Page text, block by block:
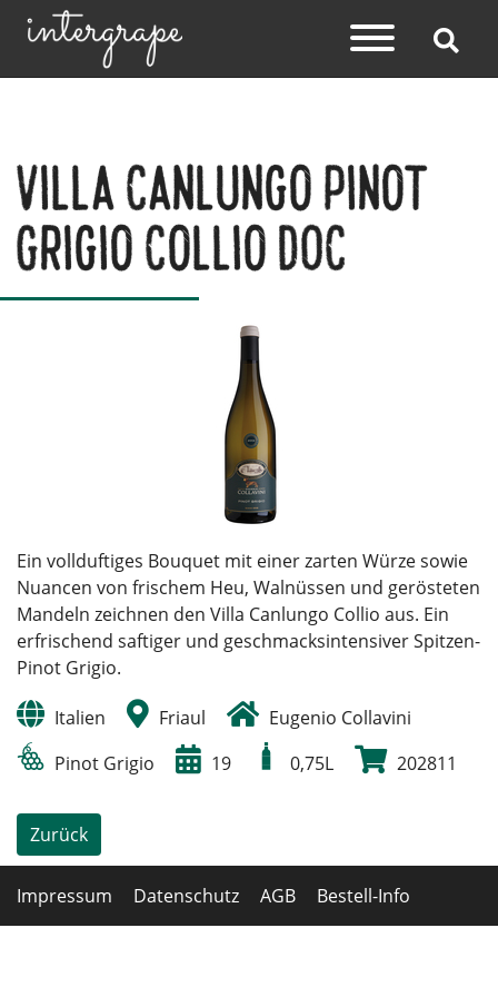
Villa Canlungo Pinot
Grigio Collio DOC
Ein vollduftiges Bouquet mit einer zarten Würze sowie
Nuancen von frischem Heu, Walnüssen und gerösteten
Mandeln zeichnen den Villa Canlungo Collio aus. Ein
erfrischend saftiger und geschmacksintensiver Spitzen-
Pinot Grigio.
Italien Friaul
Eugenio Collavini
Pinot Grigio
19 0,75L 202811
Zurück
Impressum Datenschutz AGB Bestell-Info